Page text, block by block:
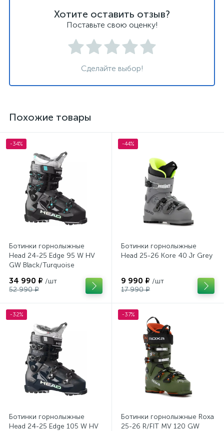
Хотите оставить отзыв?
Поставьте свою оценку!
Сделайте выбор!
Похожие товары
-34%
Ботинки горнолыжные
Head 24-25 Edge 95 W HV
GW Black/Turquoise
34 990 ₽ /шт
52 990 ₽
-44%
Ботинки горнолыжные
Head 25-26 Kore 40 Jr Grey
9 990 ₽ /шт
17 990 ₽
-32%
Ботинки горнолыжные
Head 24-25 Edge 105 W HV
-37%
Ботинки горнолыжные Roxa
25-26 R/FIT MV 120 GW